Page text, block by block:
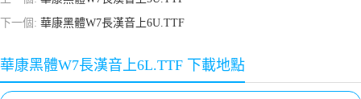
下一個: 華康黑體W7長漢音上6U.TTF
華康黑體W7長漢音上6L.TTF 下載地點